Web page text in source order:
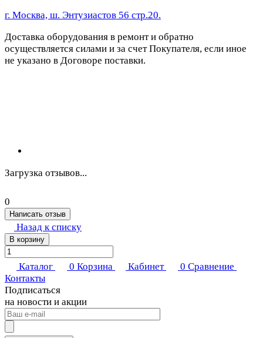
г. Москва, ш. Энтузиастов 56 стр.20.
Доставка оборудования в ремонт и обратно
осуществляется силами и за счет Покупателя, если иное
не указано в Договоре поставки.
Загрузка отзывов...
0
Написать отзыв
Назад к списку
В корзину
Каталог 0 Корзина Кабинет 0 Сравнение
Контакты
Подписаться
на новости и акции